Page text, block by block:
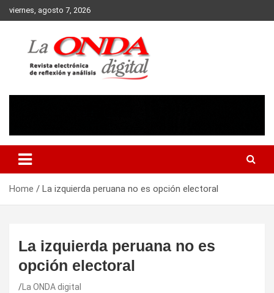
Skip
to
viernes, agosto 7, 2026
Home La izquierda peruana no es opción electoral
La izquierda peruana no es
opción electoral
La ONDA digital